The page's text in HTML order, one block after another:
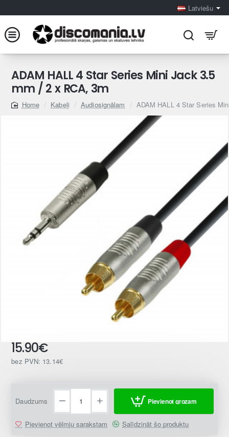
Latviešu
ADAM HALL 4 Star Series Mini Jack 3.5
mm / 2 x RCA, 3m
home
Kabeļi Audiosignālam ADAM HALL 4 Star Series
15.90€
bez PVN: 13.14€
Daudzums Pievienot grozam
Pievienot vēlmju sarakstam Salīdzināt šo produktu